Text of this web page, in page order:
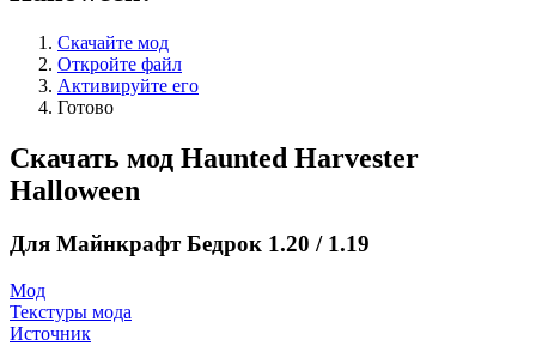
Скачайте мод
Откройте файл
Активируйте его
Готово
Скачать мод Haunted Harvester
Halloween
Для Майнкрафт Бедрок 1.20 / 1.19
Мод
Текстуры мода
Источник